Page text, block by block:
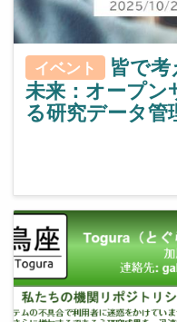
イベント
皆で
未来：オープン
る研究データ管